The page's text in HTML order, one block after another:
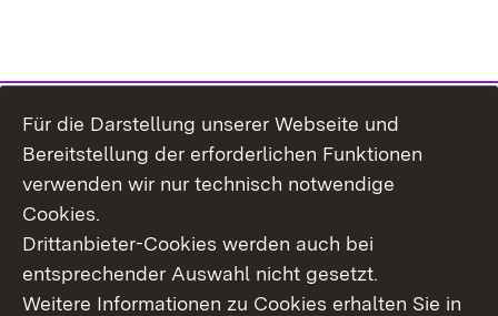
Für die Darstellung unserer Webseite und
Bereitstellung der erforderlichen Funktionen
verwenden wir nur technisch notwendige
Cookies.
Drittanbieter-Cookies werden auch bei
entsprechender Auswahl nicht gesetzt.
Weitere Informationen zu Cookies erhalten Sie in